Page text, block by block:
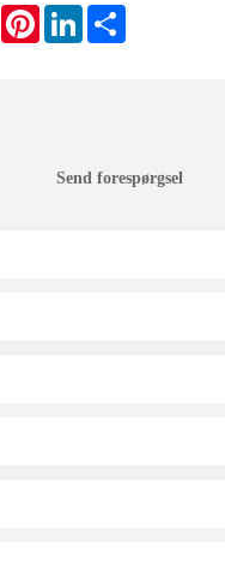
WhatsAppPinterestLinkedIn
Send forespørgsel